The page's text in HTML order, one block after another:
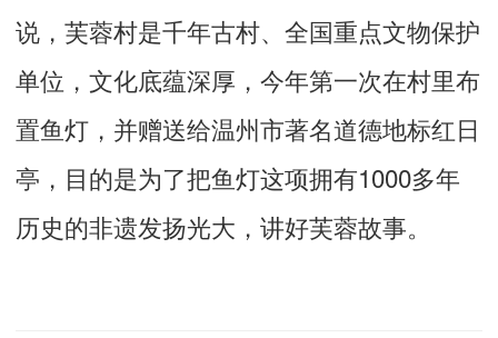
说，芙蓉村是千年古村、全国重点文物保护
单位，文化底蕴深厚，今年第一次在村里布
置鱼灯，并赠送给温州市著名道德地标红日
亭，目的是为了把鱼灯这项拥有1000多年
历史的非遗发扬光大，讲好芙蓉故事。